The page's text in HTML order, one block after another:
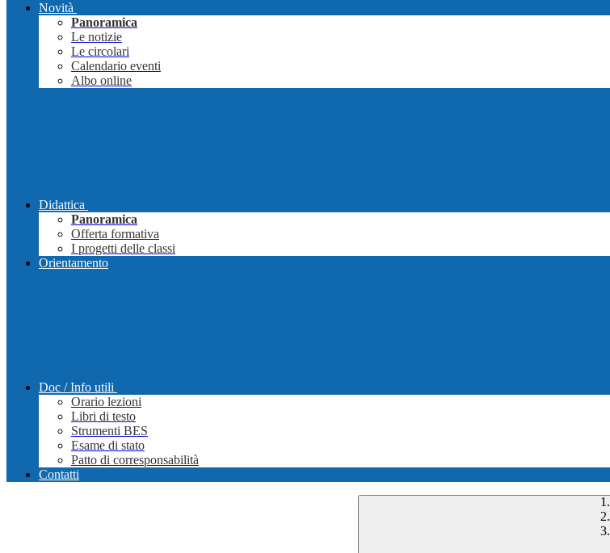
Novità
Panoramica
Le notizie
Le circolari
Calendario eventi
Albo online
Didattica
Panoramica
Offerta formativa
I progetti delle classi
Orientamento
Doc / Info utili
Orario lezioni
Libri di testo
Strumenti BES
Esame di stato
Patto di corresponsabilità
Contatti